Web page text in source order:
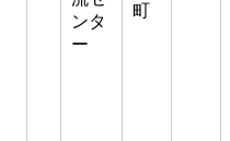
ンタ
ー
町